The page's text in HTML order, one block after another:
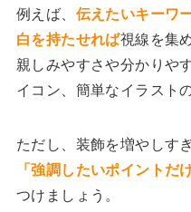
例えば、 伝えたいキーワ
白を持たせれば視線を集
親しみやすさや分かりや
イコン、簡単なイラスト
ただし、装飾を増やしす
「強調したいポイントだ
つけましょう。